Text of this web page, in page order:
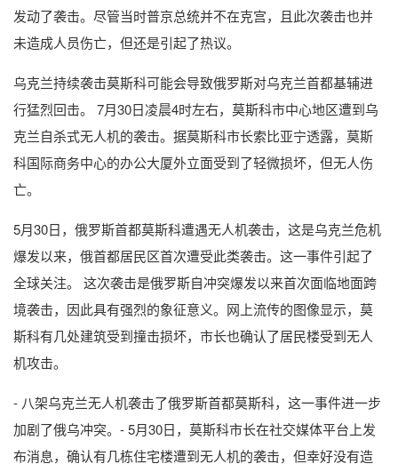
发动了袭击。尽管当时普京总统并不在克宫，且此次袭击也并
未造成人员伤亡，但还是引起了热议。
乌克兰持续袭击莫斯科可能会导致俄罗斯对乌克兰首都基辅进
行猛烈回击。 7月30日凌晨4时左右，莫斯科市中心地区遭到乌
克兰自杀式无人机的袭击。据莫斯科市长索比亚宁透露，莫斯
科国际商务中心的办公大厦外立面受到了轻微损坏，但无人伤
亡。
5月30日，俄罗斯首都莫斯科遭遇无人机袭击，这是乌克兰危机
爆发以来，俄首都居民区首次遭受此类袭击。这一事件引起了
全球关注。 这次袭击是俄罗斯自冲突爆发以来首次面临地面跨
境袭击，因此具有强烈的象征意义。网上流传的图像显示，莫
斯科有几处建筑受到撞击损坏，市长也确认了居民楼受到无人
机攻击。
- 八架乌克兰无人机袭击了俄罗斯首都莫斯科，这一事件进一步
加剧了俄乌冲突。- 5月30日，莫斯科市长在社交媒体平台上发
布消息，确认有几栋住宅楼遭到无人机的袭击，但幸好没有造